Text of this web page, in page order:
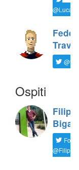
Ospiti
Filippo
Follow